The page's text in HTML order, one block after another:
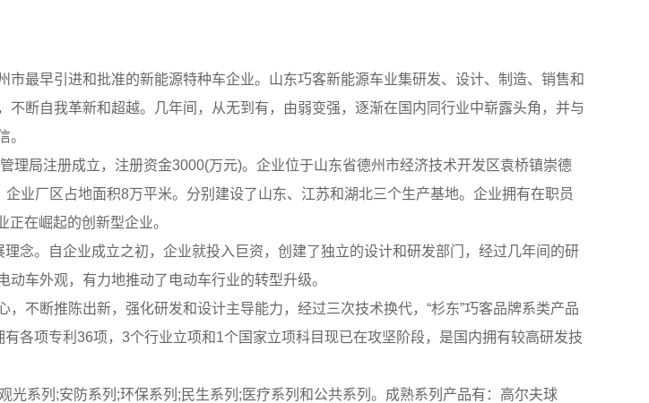
早引进和批准的新能源特种车企业。山东巧客新能源车业集研发、设计、制造、销售和
断自我革新和超越。几年间，从无到有，由弱变强，逐渐在国内同行业中崭露头角，并与
。
局注册成立，注册资金3000(万元)。企业位于山东省德州市经济技术开发区袁桥镇崇德
业厂区占地面积8万平米。分别建设了山东、江苏和湖北三个生产基地。企业拥有在职员
在崛起的创新型企业。
。自企业成立之初，企业就投入巨资，创建了独立的设计和研发部门，经过几年间的研
车外观，有力地推动了电动车行业的转型升级。
断推陈出新，强化研发和设计主导能力，经过三次技术换代，“杉东”巧客品牌系类产品
各项专利36项，3个行业立项和1个国家立项科目现已在攻坚阶段，是国内拥有较高研发技
系列;安防系列;环保系列;民生系列;医疗系列和公共系列。成熟系列产品有：高尔夫球